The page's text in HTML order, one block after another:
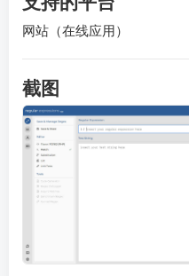
网站（在线应用）
截图